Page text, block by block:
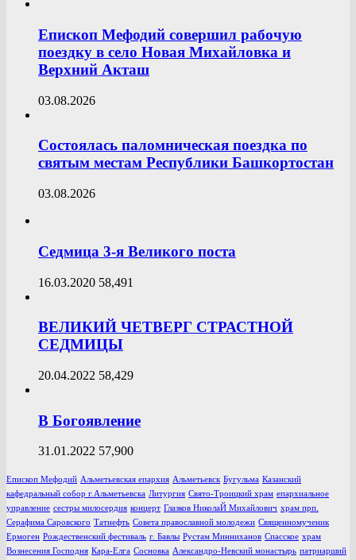
Епископ Мефодий совершил рабочую
поездку в село Новая Михайловка и
Верхний Акташ
03.08.2026
Состоялась паломническая поездка по
святым местам Республики Башкортостан
03.08.2026
Седмица 3-я Великого поста
16.03.2020 58,491
ВЕЛИКИЙ ЧЕТВЕРГ СТРАСТНОЙ
СЕДМИЦЫ
20.04.2022 58,429
В Богоявление
31.01.2022 57,900
Епископ Мефодий Альметьевская епархия Альметьевск Бугульма Казанский
кафедральный собор г.Альметьевска Литургия Свято-Троицкий храм епархиальное
управление сестры милосердия концерт Глазков НиколаЙ Михайлович храм прп.
Серафима Саровского Татнефть Совета православной молодежи Священномученик
Ермоген Рождественский фестиваль г. Бавлы Рустам Минниханов Спасское храм
Вознесения Господня Кара-Елга Сосновка Александро-Невский монастырь патриарший